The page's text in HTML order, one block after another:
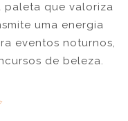
paleta que valoriza
uma energia
eventos noturnos,
de beleza.